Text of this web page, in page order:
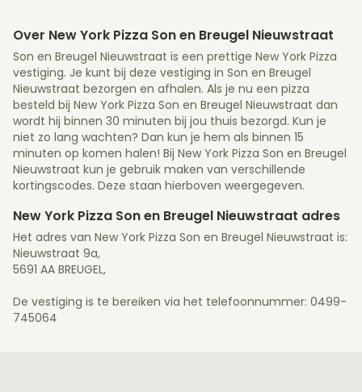
Over New York Pizza Son en Breugel Nieuwstraat
Son en Breugel Nieuwstraat is een prettige New York Pizza
vestiging. Je kunt bij deze vestiging in Son en Breugel
Nieuwstraat bezorgen en afhalen. Als je nu een pizza
besteld bij New York Pizza Son en Breugel Nieuwstraat dan
wordt hij binnen 30 minuten bij jou thuis bezorgd. Kun je
niet zo lang wachten? Dan kun je hem als binnen 15
minuten op komen halen! Bij New York Pizza Son en Breugel
Nieuwstraat kun je gebruik maken van verschillende
kortingscodes. Deze staan hierboven weergegeven.
New York Pizza Son en Breugel Nieuwstraat adres
Het adres van New York Pizza Son en Breugel Nieuwstraat is:
Nieuwstraat 9a,
5691 AA BREUGEL,
De vestiging is te bereiken via het telefoonnummer: 0499-
745064